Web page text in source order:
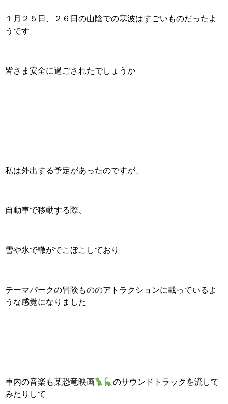
１月２５日、２６日の山陰での寒波はすごいものだったよ
うです
皆さま安全に過ごされたでしょうか
私は外出する予定があったのですが、
自動車で移動する際、
雪や氷で轍がでこぼこしており
テーマパークの冒険もののアトラクションに載っているよ
うな感覚になりました
車内の音楽も某恐竜映画
のサウンドトラックを流して
みたりして